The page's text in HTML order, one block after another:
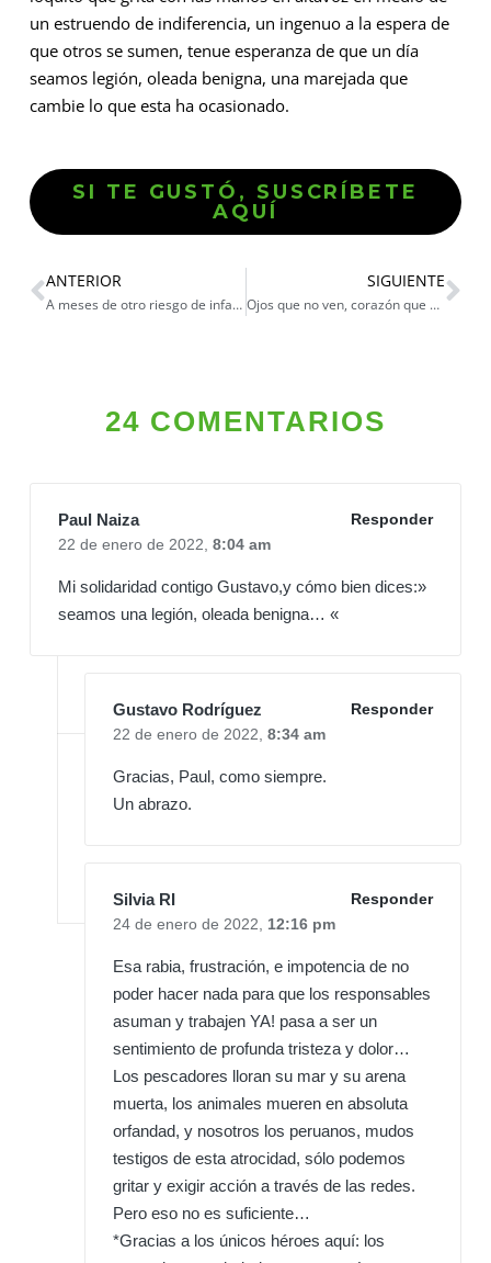
un estruendo de indiferencia, un ingenuo a la espera de
que otros se sumen, tenue esperanza de que un día
seamos legión, oleada benigna, una marejada que
cambie lo que esta ha ocasionado.
SI TE GUSTÓ, SUSCRÍBETE
AQUÍ
ANTERIOR
A meses de otro riesgo de infarto
SIGUIENTE
Ojos que no ven, corazón que no siente
24 COMENTARIOS
Paul Naiza
Responder
22 de enero de 2022, 8:04 am
Mi solidaridad contigo Gustavo,y cómo bien dices:»
seamos una legión, oleada benigna… «
Gustavo Rodríguez
Responder
22 de enero de 2022, 8:34 am
Gracias, Paul, como siempre.
Un abrazo.
Silvia RI
Responder
24 de enero de 2022, 12:16 pm
Esa rabia, frustración, e impotencia de no
poder hacer nada para que los responsables
asuman y trabajen YA! pasa a ser un
sentimiento de profunda tristeza y dolor…
Los pescadores lloran su mar y su arena
muerta, los animales mueren en absoluta
orfandad, y nosotros los peruanos, mudos
testigos de esta atrocidad, sólo podemos
gritar y exigir acción a través de las redes.
Pero eso no es suficiente…
*Gracias a los únicos héroes aquí: los